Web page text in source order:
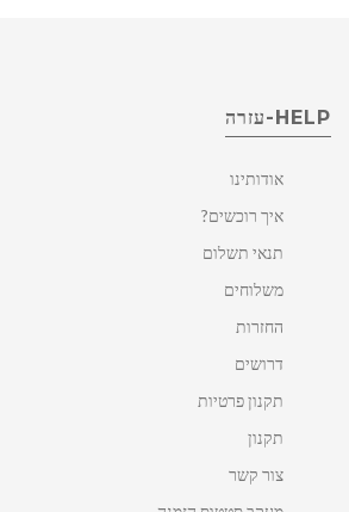
HELP-עזרה
אודותינו
איך רוכשים?
תנאי תשלום
משלוחים
החזרות
דרושים
תקנון פרטיות
תקנון
צור קשר